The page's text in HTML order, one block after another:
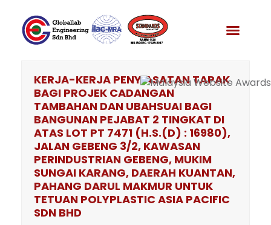
content
KERJA-KERJA PENYIASATAN TAPAK
BAGI PROJEK CADANGAN
TAMBAHAN DAN UBAHSUAI BAGI
BANGUNAN PEJABAT 2 TINGKAT DI
ATAS LOT PT 7471 (H.S.(D) : 16980),
JALAN GEBENG 3/2, KAWASAN
PERINDUSTRIAN GEBENG, MUKIM
SUNGAI KARANG, DAERAH KUANTAN,
PAHANG DARUL MAKMUR UNTUK
TETUAN POLYPLASTIC ASIA PACIFIC
SDN BHD